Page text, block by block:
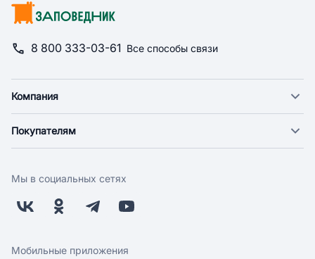
8 800 333-03-61 Все способы связи
Компания
Новости
Поставщикам
Заводчикам
Обратная связь
Покупателям
Оплата
Бонусная программа
Скидки и акции
Мы в социальных сетях
Мобильные приложения